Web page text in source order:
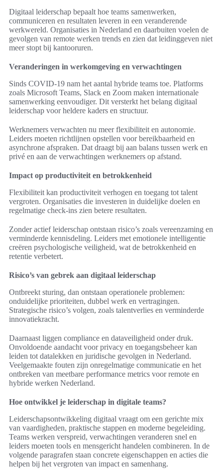
Digitaal leiderschap bepaalt hoe teams samenwerken,
communiceren en resultaten leveren in een veranderende
werkwereld. Organisaties in Nederland en daarbuiten voelen de
gevolgen van remote werken trends en zien dat leidinggeven niet
meer stopt bij kantooruren.
Veranderingen in werkomgeving en verwachtingen
Sinds COVID-19 nam het aantal hybride teams toe. Platforms
zoals Microsoft Teams, Slack en Zoom maken internationale
samenwerking eenvoudiger. Dit versterkt het belang digitaal
leiderschap voor heldere kaders en structuur.
Werknemers verwachten nu meer flexibiliteit en autonomie.
Leiders moeten richtlijnen opstellen voor bereikbaarheid en
asynchrone afspraken. Dat draagt bij aan balans tussen werk en
privé en aan de verwachtingen werknemers op afstand.
Impact op productiviteit en betrokkenheid
Flexibiliteit kan productiviteit verhogen en toegang tot talent
vergroten. Organisaties die investeren in duidelijke doelen en
regelmatige check-ins zien betere resultaten.
Zonder actief leiderschap ontstaan risico’s zoals vereenzaming en
verminderde kennisdeling. Leiders met emotionele intelligentie
creëren psychologische veiligheid, wat de betrokkenheid en
retentie verbetert.
Risico’s van gebrek aan digitaal leiderschap
Ontbreekt sturing, dan ontstaan operationele problemen:
onduidelijke prioriteiten, dubbel werk en vertragingen.
Strategische risico’s volgen, zoals talentverlies en verminderde
innovatiekracht.
Daarnaast liggen compliance en dataveiligheid onder druk.
Onvoldoende aandacht voor privacy en toegangsbeheer kan
leiden tot datalekken en juridische gevolgen in Nederland.
Veelgemaakte fouten zijn onregelmatige communicatie en het
ontbreken van meetbare performance metrics voor remote en
hybride werken Nederland.
Hoe ontwikkel je leiderschap in digitale teams?
Leiderschapsontwikkeling digitaal vraagt om een gerichte mix
van vaardigheden, praktische stappen en moderne begeleiding.
Teams werken verspreid, verwachtingen veranderen snel en
leiders moeten tools en mensgericht handelen combineren. In de
volgende paragrafen staan concrete eigenschappen en acties die
helpen bij het vergroten van impact en samenhang.